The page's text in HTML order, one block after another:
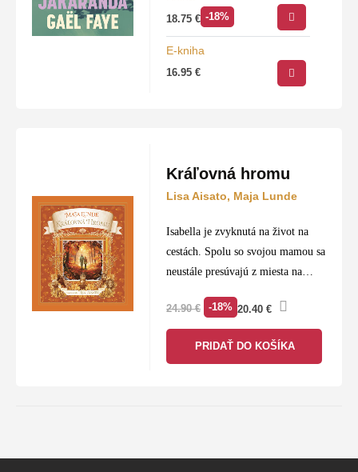
matky. Genocída Tutsiov je
preňho spočiatku…
18.75€ -18%
E-kniha
16.95€
Kráľovná hromu
Lisa Aisato, Maja Lunde
Isabella je zvyknutá na život na
cestách. Spolu so svojou mamou sa
neustále presúvajú z miesta na
Napriek tomu však Isabella cíti, že
v nej…
24.90€ -18% 20.40 €
PRIDAŤ DO KOŠÍKA